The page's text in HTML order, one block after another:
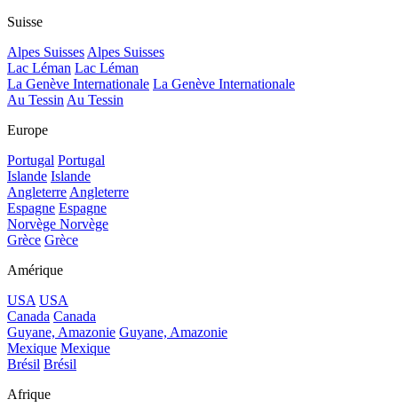
Suisse
Alpes Suisses Alpes Suisses
Lac Léman Lac Léman
La Genève Internationale La Genève Internationale
Au Tessin Au Tessin
Europe
Portugal Portugal
Islande Islande
Angleterre Angleterre
Espagne Espagne
Norvège Norvège
Grèce Grèce
Amérique
USA USA
Canada Canada
Guyane, Amazonie Guyane, Amazonie
Mexique Mexique
Brésil Brésil
Afrique